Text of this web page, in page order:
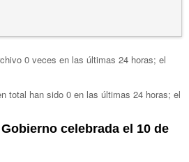
0 veces en las últimas 24 horas; el
total han sido 0 en las últimas 24 horas; el
celebrada el 10 de